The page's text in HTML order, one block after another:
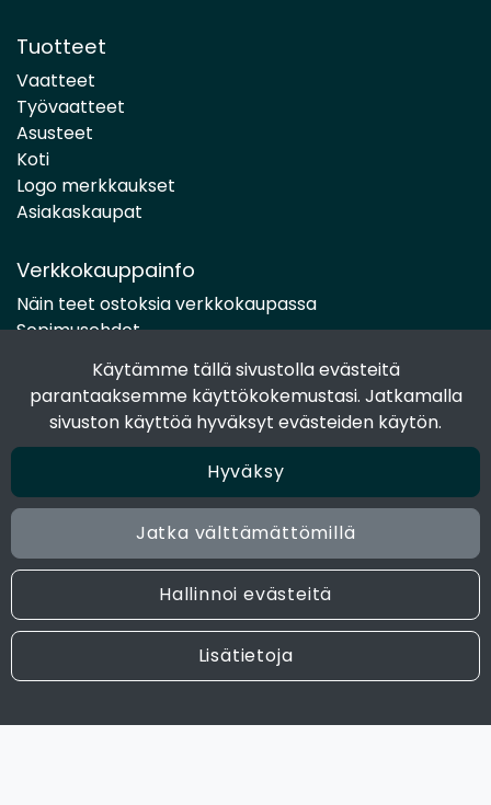
Käytämme tällä sivustolla evästeitä
parantaaksemme käyttökokemustasi. Jatkamalla
sivuston käyttöä hyväksyt evästeiden käytön.
Hyväksy
Jatka välttämättömillä
Hallinnoi evästeitä
Lisätietoja
Tuotteet
Vaatteet
Työvaatteet
Asusteet
Koti
Logo merkkaukset
Asiakaskaupat
Verkkokauppainfo
Näin teet ostoksia verkkokaupassa
Sopimusehdot
Toimitustavat
Maksutavat
Tietosuojaseloste
Seuraa sosiaalisessa mediassa
Facebook
Instagram
© 2024 Joen Tukkutiimi. All rights reserved. Site by